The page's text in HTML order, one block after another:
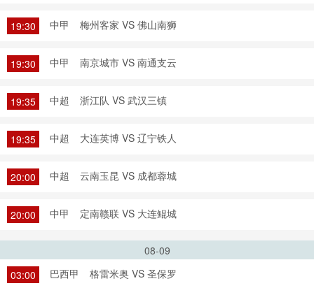
19:30 中甲 梅州客家 VS 佛山南狮
19:30 中甲 南京城市 VS 南通支云
19:35 中超 浙江队 VS 武汉三镇
19:35 中超 大连英博 VS 辽宁铁人
20:00 中超 云南玉昆 VS 成都蓉城
20:00 中甲 定南赣联 VS 大连鲲城
08-09
03:00
巴西甲 格雷米奥 VS 圣保罗